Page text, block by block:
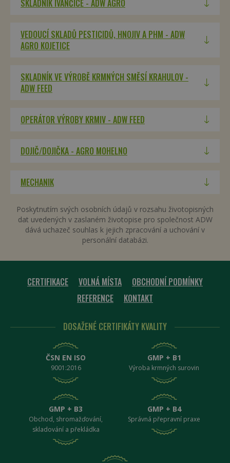
SKLADNÍK IVANČICE - ADW AGRO
VEDOUCÍ SKLADŮ PESTICIDŮ, HNOJIV A PHM - ADW
AGRO KOJETICE
SKLADNÍK VE VÝROBĚ KRMNÝCH SMĚSÍ KRAHULOV -
ADW FEED
OPERÁTOR VÝROBY KRMIV - ADW FEED
DOJIČ/DOJIČKA - AGRO MOHELNO
MECHANIK
Poskytnutím svých osobních údajů v rozsahu životopisných
dat uvedených v zaslaném životopise pro společnost ADW
dává uchazeč souhlas k jejich zpracování a uchování v
personální databázi.
CERTIFIKACE VOLNÁ MÍSTA
OBCHODNÍ PODMÍNKY
REFERENCE
KONTAKT
DOSAŽENÉ CERTIFIKÁTY KVALITY
ČSN EN ISO
9001:2016
GMP + B1
Výroba krmných surovin
GMP + B3
Obchod, shromažďování,
skladování a překládka
GMP + B4
Správná přepravní praxe
VISITOR_PRIVACY_METADATA
.adw.cz
dny
eshop.adw.cz